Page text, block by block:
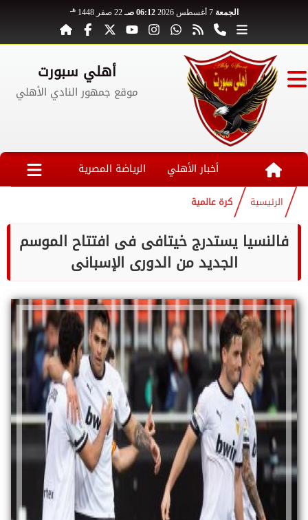
الجمعة 7 أغسطس 2026 06:12 صـ 22 صفر 1448 هـ
أهلي سبورت
موقع جمهور النادي الأهلي
أخبار الأهلي الرياضة المصرية
الرئيسية كرة عالمية
فالنسيا يستدرج خيتافى فى افتتاح الموسم
الجديد من الدورى الإسبانى